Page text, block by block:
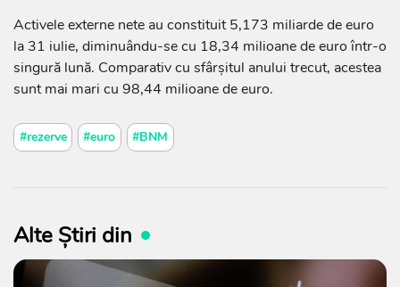
Activele externe nete au constituit 5,173 miliarde de euro
la 31 iulie, diminuându-se cu 18,34 milioane de euro într-o
singură lună. Comparativ cu sfârșitul anului trecut, acestea
sunt mai mari cu 98,44 milioane de euro.
#rezerve #euro #BNM
Alte Știri din